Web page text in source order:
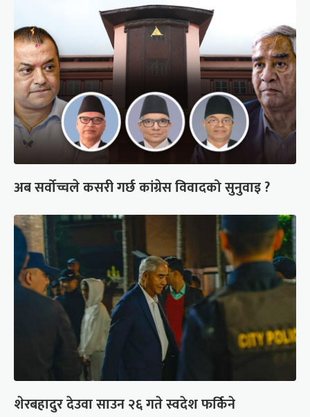
अब सर्वोच्चले कसरी गर्छ कांग्रेस विवादको सुनुवाइ ?
शेरबहादुर देउवा साउन २६ गते स्वदेश फर्किने